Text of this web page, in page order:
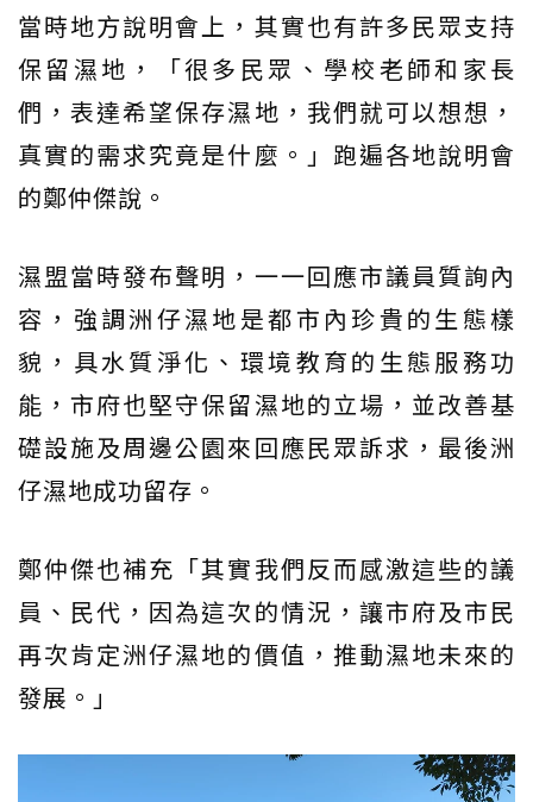
當時地方說明會上，其實也有許多民眾支持
保留濕地，「很多民眾、學校老師和家長
們，表達希望保存濕地，我們就可以想想，
真實的需求究竟是什麼。」跑遍各地說明會
的鄭仲傑說。
濕盟當時發布聲明，一一回應市議員質詢內
容，強調洲仔濕地是都市內珍貴的生態樣
貌，具水質淨化、環境教育的生態服務功
能，市府也堅守保留濕地的立場，並改善基
礎設施及周邊公園來回應民眾訴求，最後洲
仔濕地成功留存。
鄭仲傑也補充「其實我們反而感激這些的議
員、民代，因為這次的情況，讓市府及市民
再次肯定洲仔濕地的價值，推動濕地未來的
發展。」